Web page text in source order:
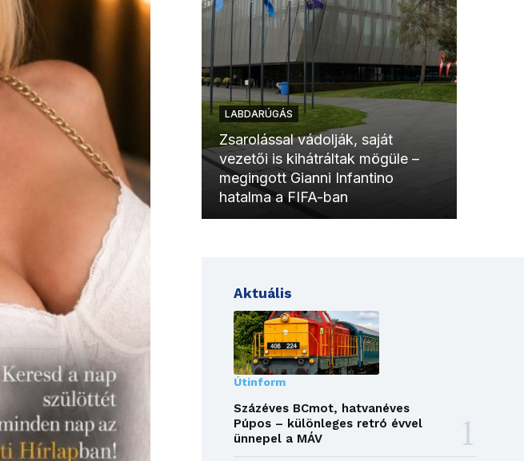
LABDARÚGÁS
Zsarolással vádolják, saját
vezetői is kihátráltak mögüle –
megingott Gianni Infantino
hatalma a FIFA-ban
Aktuális
Útinform
Százéves BCmot, hatvanéves
Púpos – különleges retró évvel
ünnepel a MÁV